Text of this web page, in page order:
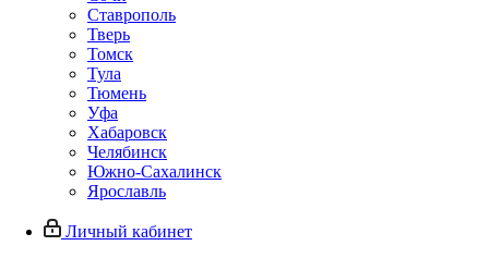
Ставрополь
Тверь
Томск
Тула
Тюмень
Уфа
Хабаровск
Челябинск
Южно-Сахалинск
Ярославль
Личный кабинет